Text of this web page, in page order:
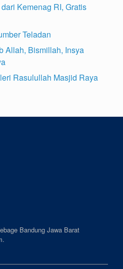
Kemenag RI, Gratis
Teladan
Allah, Bismillah, Insya
Rasulullah Masjid Raya
Bandung Jawa Barat